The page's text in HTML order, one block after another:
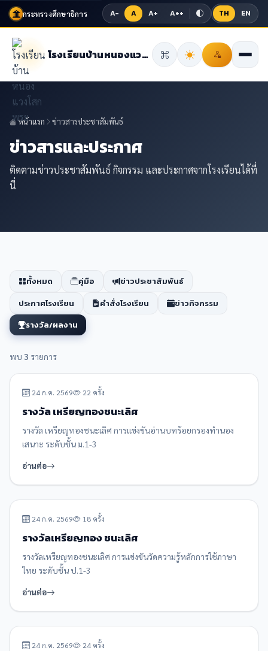
กระทรวงศึกษาธิการ A− A A+ A++ TH EN
โรงเรียนบ้านหนองแวงโสกพระ
หน้าแรก ข่าวสารประชาสัมพันธ์
ข่าวสารและประกาศ
ติดตามข่าวประชาสัมพันธ์ กิจกรรม และประกาศจากโรงเรียนได้ที่
นี่
ทั้งหมด คู่มือ
ข่าวประชาสัมพันธ์
ประกาศโรงเรียน
คำสั่งโรงเรียน
ข่าวกิจกรรม
รางวัล/ผลงาน
พบ 3 รายการ
รางวัล/ผลงาน
24 ก.ค. 2569 22 ครั้ง
รางวัล เหรียญทองชนะเลิศ
รางวัล เหรียญทองชนะเลิศ การแข่งขันอ่านบทร้อยกรองทำนอง
เสนาะ ระดับชั้น ม.1-3
อ่านต่อ
รางวัล/ผลงาน
24 ก.ค. 2569 18 ครั้ง
รางวัลเหรียญทอง ชนะเลิศ
รางวัลเหรียญทองชนะเลิศ การแข่งขันวัดความรู้หลักการใช้ภาษา
ไทย ระดับชั้น ป.1-3
อ่านต่อ
รางวัล/ผลงาน
24 ก.ค. 2569 24 ครั้ง